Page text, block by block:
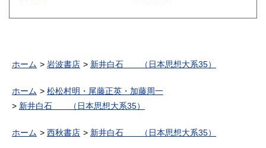
ホーム 岩波書店 新井白石 （日本思想大系35）
ホーム
松松村明・尾藤正英・加藤周一
新井白石 （日本思想大系35）
ホーム 西秋書店 新井白石 （日本思想大系35）